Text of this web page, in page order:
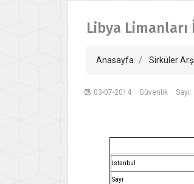
Libya
Anasayfa Sirküler
03-07-2014 Güvenlik
İstanbul
Sayı